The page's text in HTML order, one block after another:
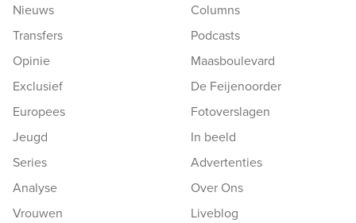
Nieuws
Transfers
Opinie
Exclusief
Europees
Jeugd
Series
Analyse
Vrouwen
Columns
Podcasts
Maasboulevard
De Feijenoorder
Fotoverslagen
In beeld
Advertenties
Over Ons
Liveblog